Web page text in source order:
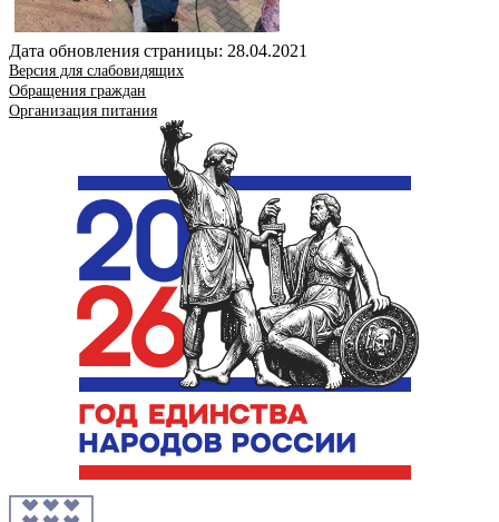
Дата обновления страницы: 28.04.2021
Версия для слабовидящих
Обращения граждан
Организация питания